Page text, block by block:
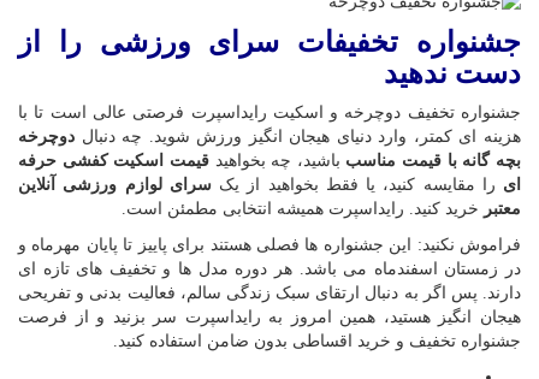
جشنواره تخفیفات سرای ورزشی را از
دست ندهید
جشنواره تخفیف دوچرخه و اسکیت رایداسپرت فرصتی عالی است تا با
هزینه ای کمتر، وارد دنیای هیجان انگیز ورزش شوید. چه دنبال دوچرخه
بچه گانه با قیمت مناسب باشید، چه بخواهیدقیمت اسکیت کفشی حرفه
ای را مقایسه کنید، یا فقط بخواهید از یکسرای لوازم ورزشی آنلاین
معتبر خرید کنید. رایداسپرت همیشه انتخابی مطمئن است.
فراموش نکنید: این جشنواره ها فصلی هستند برای پاییز تا پایان مهرماه و
در زمستان اسفندماه می باشد. هر دوره مدل ها و تخفیف های تازه ای
دارند. پس اگر به دنبال ارتقای سبک زندگی سالم، فعالیت بدنی و تفریحی
هیجان انگیز هستید، همین امروز به رایداسپرت سر بزنید و از فرصت
جشنواره تخفیف و خرید اقساطی بدون ضامن استفاده کنید.